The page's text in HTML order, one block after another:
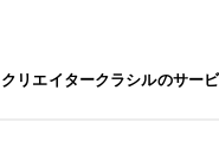
クリエイタークラシルのサー